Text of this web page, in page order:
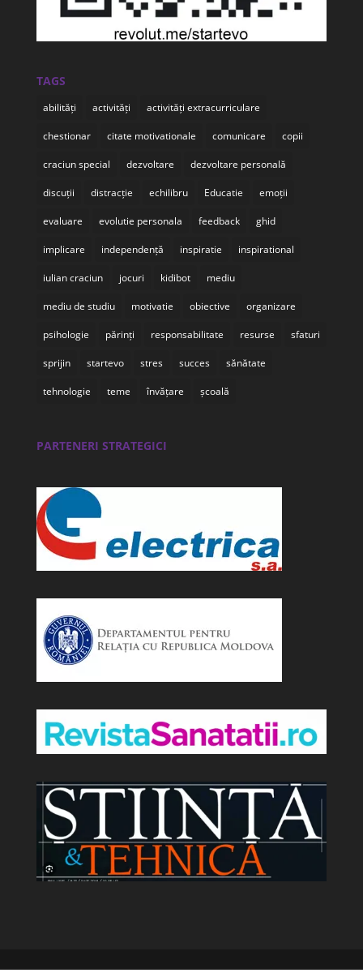
TAGS
abilități activități activități extracurriculare
chestionar citate motivationale comunicare copii
craciun special dezvoltare dezvoltare personală
discuții distracție echilibru Educatie emoții
evaluare evolutie personala feedback ghid
implicare independență inspiratie inspirational
iulian craciun jocuri kidibot mediu
mediu de studiu motivatie obiective organizare
psihologie părinți responsabilitate resurse sfaturi
sprijin startevo stres succes sănătate
tehnologie teme învățare școală
PARTENERI STRATEGICI